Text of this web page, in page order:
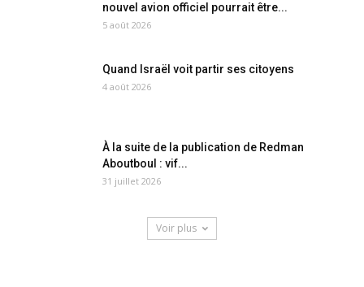
nouvel avion officiel pourrait être...
5 août 2026
Quand Israël voit partir ses citoyens
4 août 2026
À la suite de la publication de Redman
Aboutboul : vif...
31 juillet 2026
Voir plus